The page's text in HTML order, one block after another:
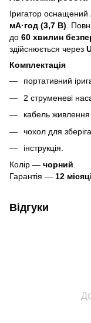
Іригатор оснащений
мА·год (3,7 В).
до 60 хвилин
здійснюється через
Комплектація
портативний
2 струменеві
кабель
чохол для
інструкція.
Колір — чорний.
Гарантія — 12
Відгуки